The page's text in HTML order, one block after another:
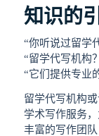
知识的
“你听说过留学
“留学代写机构
“它们提供专业
留学代写机构
学术写作服务
丰富的写作团